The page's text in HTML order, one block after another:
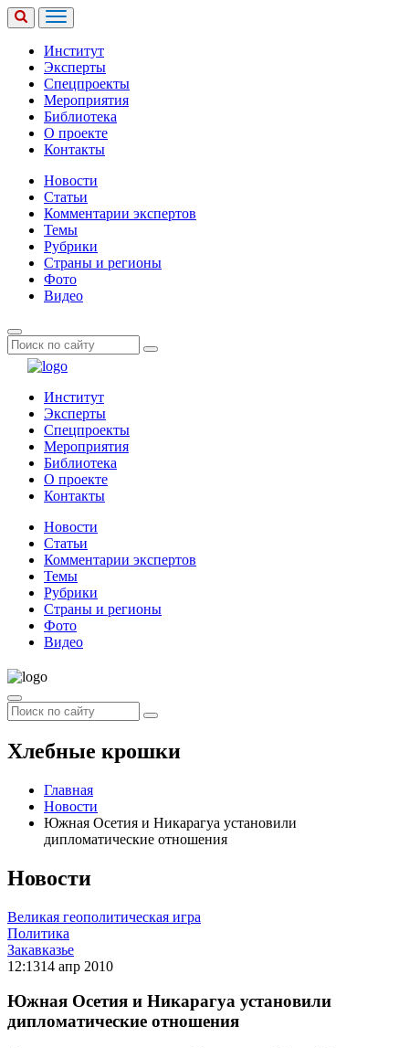
Институт
Эксперты
Спецпроекты
Мероприятия
Библиотека
О проекте
Контакты
Новости
Статьи
Комментарии экспертов
Темы
Рубрики
Страны и регионы
Фото
Видео
Институт
Эксперты
Спецпроекты
Мероприятия
Библиотека
О проекте
Контакты
Новости
Статьи
Комментарии экспертов
Темы
Рубрики
Страны и регионы
Фото
Видео
Хлебные крошки
Главная
Новости
Южная Осетия и Никарагуа установили
дипломатические отношения
Новости
Великая геополитическая игра
Политика
Закавказье
12:1314 апр 2010
Южная Осетия и Никарагуа установили
дипломатические отношения